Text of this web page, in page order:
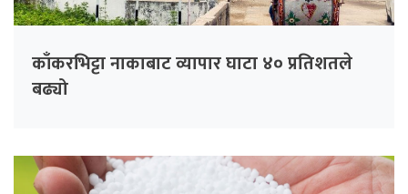
काँकरभिट्टा नाकाबाट व्यापार घाटा ४० प्रतिशतले
बढ्यो